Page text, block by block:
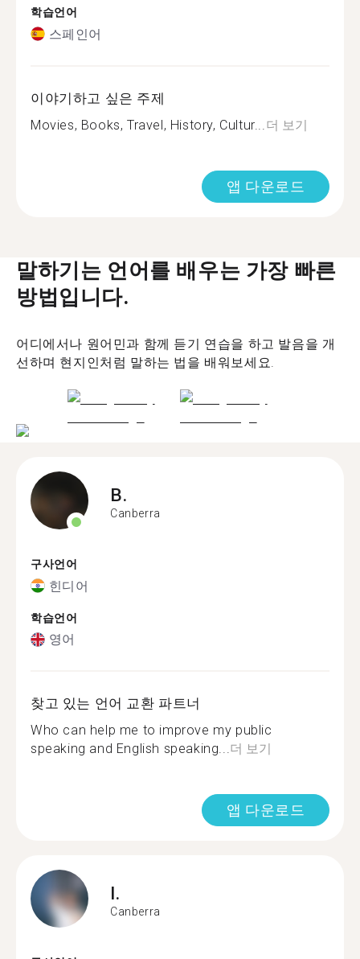
학습언어
스페인어
이야기하고 싶은 주제
Movies, Books, Travel, History, Cultur... 더 보기
앱 다운로드
말하기는 언어를 배우는 가장 빠른
방법입니다.
어디에서나 원어민과 함께 듣기 연습을 하고 발음을 개
선하며 현지인처럼 말하는 법을 배워보세요.
B.
Canberra
구사언어
힌디어
학습언어
영어
찾고 있는 언어 교환 파트너
Who can help me to improve my public
speaking and English speaking...더 보기
앱 다운로드
I.
Canberra